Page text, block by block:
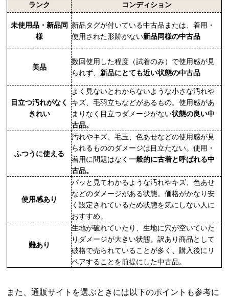
ランク コンディション
未使用品・新品同
様
新品タグが付いている中古品または、着用・
使用された形跡がない新品同様の中古品
美品
数回使用した程度（試着のみ）で使用感が見
られず、 新品にとても近い状態の中古品
目立つ汚れがなく
きれい
よく見ないとわからないような小さな汚れや
キズ、毛羽立ちなどがあるもの。使用感があ
まりなく目立つダメージがない状態の良い中
古品。
ふつうに使える
汚れやキズ、毛玉、色あせなどの使用感が見
られるもののダメージは目立たない。使用・
着用に問題はなく一般的に古着と呼ばれる中
古品。
使用感あり
パッと見てわかるような汚れやキズ、色あせ
などのダメージがある状態。価格がかなり安
く設定されているため状態を気にしない人に
おすすめ。
難あり
生地が破れていたり、生地に穴が空いていた
りダメージが大きい状態。訳あり商品として
破格で売られていることが多く、購入後にリ
ペアすることを前提にした中古品。
また、通販サイトを選ぶときには以下のポイントも参考に